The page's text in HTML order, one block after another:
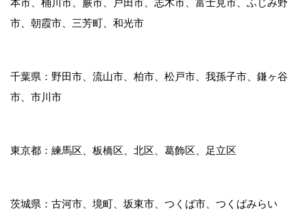
市、朝霞市、三芳町、和光市
千葉県：野田市、流山市、柏市、松戸市、我孫子市、鎌ヶ谷
市、市川市
東京都：練馬区、板橋区、北区、葛飾区、足立区
茨城県：古河市、境町、坂東市、つくば市、つくばみらい